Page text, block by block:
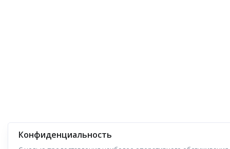
Конфиденциальность